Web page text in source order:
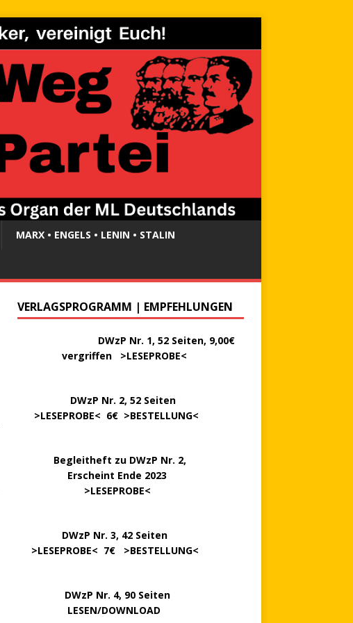
MARX • ENGELS • LENIN • STALIN
VERLAGSPROGRAMM | EMPFEHLUNGEN
DWzP Nr. 1, 52 Seiten, 9,00€
vergriffen >LESEPROBE<
DWzP Nr. 2, 52 Seiten
>LESEPROBE< 6€ >BESTELLUNG<
Begleitheft zu DWzP Nr. 2,
Erscheint Ende 2023
>LESEPROBE<
DWzP Nr. 3, 42 Seiten
>LESEPROBE< 7€ >BESTELLUNG<
DWzP Nr. 4, 90 Seiten
LESEN/DOWNLOAD